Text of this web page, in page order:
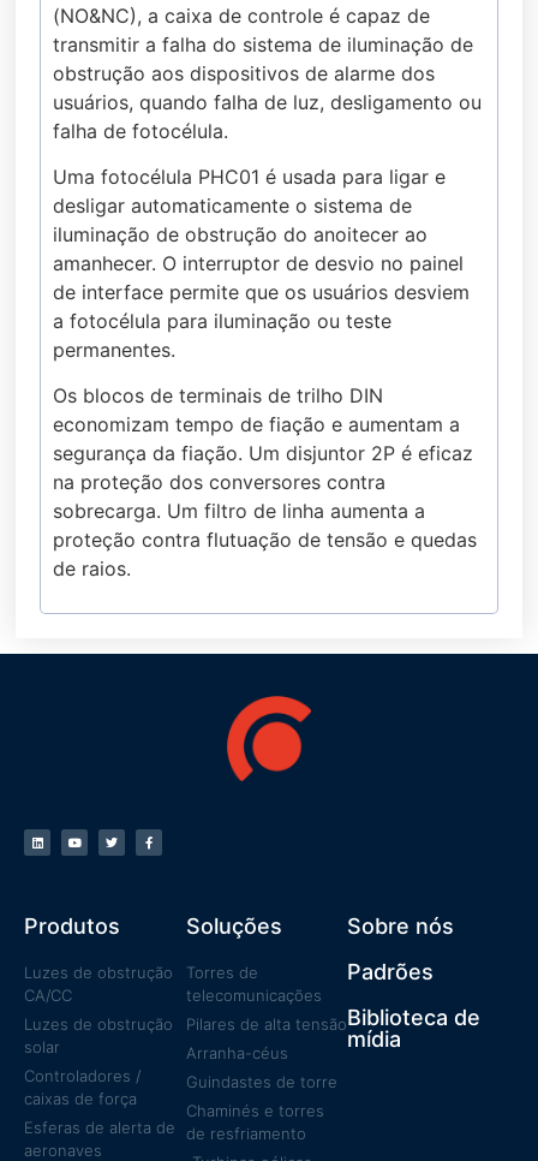
(NO&NC), a caixa de controle é capaz de
transmitir a falha do sistema de iluminação de
obstrução aos dispositivos de alarme dos
usuários, quando falha de luz, desligamento ou
falha de fotocélula.
Uma fotocélula PHC01 é usada para ligar e
desligar automaticamente o sistema de
iluminação de obstrução do anoitecer ao
amanhecer. O interruptor de desvio no painel
de interface permite que os usuários desviem
a fotocélula para iluminação ou teste
permanentes.
Os blocos de terminais de trilho DIN
economizam tempo de fiação e aumentam a
segurança da fiação. Um disjuntor 2P é eficaz
na proteção dos conversores contra
sobrecarga. Um filtro de linha aumenta a
proteção contra flutuação de tensão e quedas
de raios.
Produtos
Luzes de obstrução
CA/CC
Luzes de obstrução
solar
Controladores /
caixas de força
Esferas de alerta de
aeronaves
Soluções
Torres de
telecomunicações
Pilares de alta tensão
Arranha-céus
Guindastes de torre
Chaminés e torres
de resfriamento
Sobre nós
Padrões
Biblioteca de
mídia